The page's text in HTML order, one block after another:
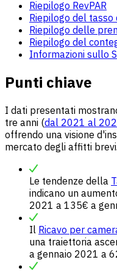
Riepilogo RevPAR
Riepilogo del tasso
Riepilogo delle
Riepilogo del
Informazioni sullo
Punti chiave
I dati presentati
tre anni (dal 2021 al
offrendo una visione
mercato degli affitti brevi.
Le tendenze della
indicano un
2021 a 135€ a
Il Ricavo per
una traiettoria
a gennaio 2021 a